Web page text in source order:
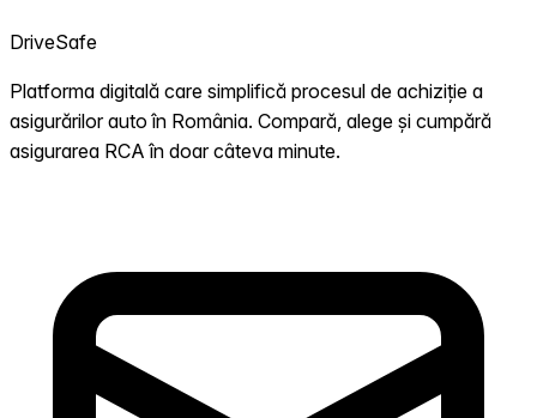
DriveSafe
Platforma digitală care simplifică procesul de achiziție a
asigurărilor auto în România. Compară, alege și cumpără
asigurarea RCA în doar câteva minute.